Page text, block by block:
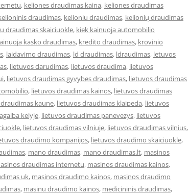
, keliones draudimas kaina, keliones draudimas
draudimas, kelioniu draudimas, kelionių draudimas
draudimas skaiciuokle, kiek kainuoja automobilio
kasko draudimas, kredito draudimas, krovinio
, laidavimo draudimas, ld draudimas, ldraudimas, letuvos
, lietuvos darudimas, lietuvos draudima, lietuvos
, lietuvos draudimas gyvybes draudimas, lietuvos draudimas
, lietuvos draudimas kainos, lietuvos draudimas
kaune, lietuvos draudimas klaipeda, lietuvos
kelyje, lietuvos draudimas panevezys, lietuvos
, lietuvos draudimas vilniuje, lietuvos draudimas vilnius,
draudimo kompanijos, lietuvos draudimo skaiciuokle,
, mano draudimas, mano draudimas.lt, masinos
draudimas internetu, masinos draudimas kainos,
uk, masinos draudimo kainos, masinos draudimo
, masinu draudimo kainos, medicininis draudimas,